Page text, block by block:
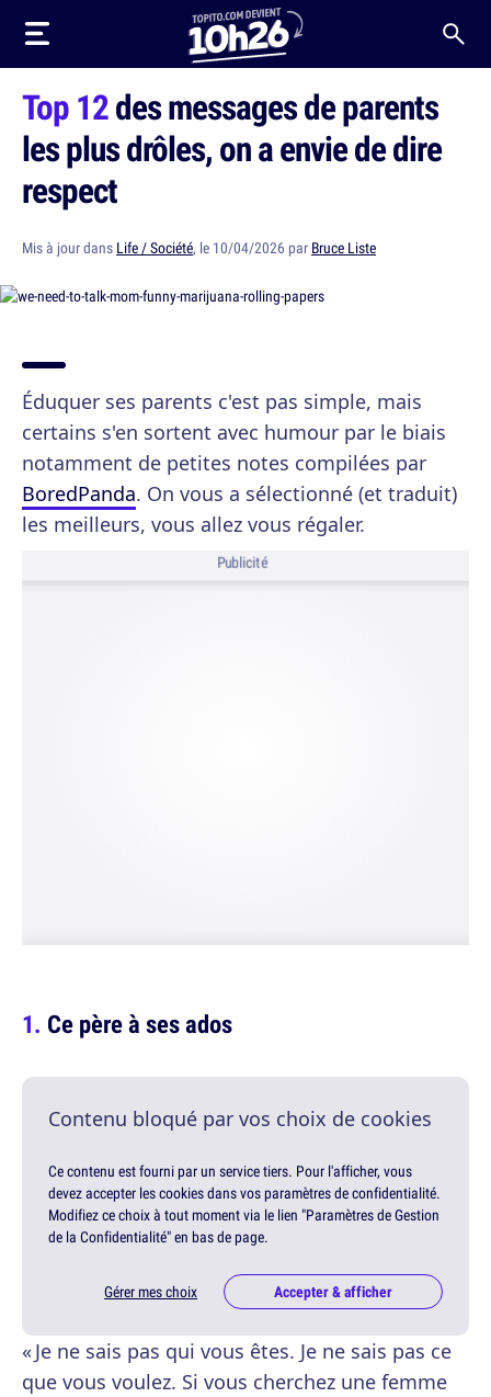
Top 12des messages de parents
les plus drôles, on a envie de dire
respect
Mis à jour dans Life / Société, le 10/04/2026 par Bruce Liste
Éduquer ses parents c'est pas simple, mais
certains s'en sortent avec humour par le biais
notamment de petites notes compilées par
BoredPanda. On vous a sélectionné (et traduit)
les meilleurs, vous allez vous régaler.
Publicité
Ce père à ses ados
Contenu bloqué par vos choix de cookies
Ce contenu est fourni par un service tiers. Pour l'afficher, vous
devez accepter les cookies dans vos paramètres de confidentialité.
Modifiez ce choix à tout moment via le lien "Paramètres de Gestion
de la Confidentialité" en bas de page.
Gérer mes choix Accepter & afficher
« Je ne sais pas qui vous êtes. Je ne sais pas ce
que vous voulez. Si vous cherchez une femme